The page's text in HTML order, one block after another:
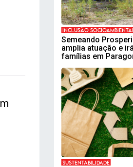
INCLUSÃO
Semeando
amplia atuação e
famílias em
SUSTENTABILIDADE